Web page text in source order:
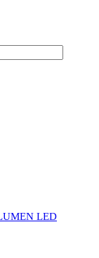
LED